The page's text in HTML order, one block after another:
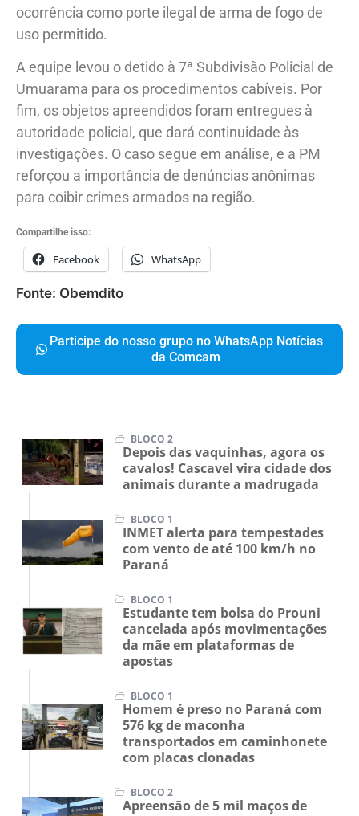
ocorrência como porte ilegal de arma de fogo de
uso permitido.
A equipe levou o detido à 7ª Subdivisão Policial de
Umuarama para os procedimentos cabíveis. Por
fim, os objetos apreendidos foram entregues à
autoridade policial, que dará continuidade às
investigações. O caso segue em análise, e a PM
reforçou a importância de denúncias anônimas
para coibir crimes armados na região.
Compartilhe isso:
Facebook WhatsApp
Fonte: Obemdito
Participe do nosso grupo no WhatsApp Notícias
da Comcam
BLOCO 2
Depois das vaquinhas, agora os
cavalos! Cascavel vira cidade dos
animais durante a madrugada
BLOCO 1
INMET alerta para tempestades
com vento de até 100 km/h no
Paraná
BLOCO 1
Estudante tem bolsa do Prouni
cancelada após movimentações
da mãe em plataformas de
apostas
BLOCO 1
Homem é preso no Paraná com
576 kg de maconha
transportados em caminhonete
com placas clonadas
BLOCO 2
Apreensão de 5 mil maços de